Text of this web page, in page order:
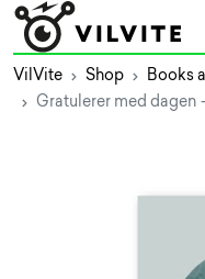
VilVite Shop Books
Gratulerer med dagen